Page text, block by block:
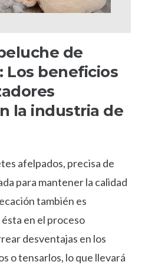
de
Los beneficios
la industria de
afelpados, precisa de
para mantener la calidad
también es
en el proceso
desventajas en los
o tensarlos, lo que llevará